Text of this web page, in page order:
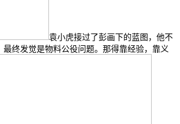
袁小虎接过了彭画下的蓝图，他不
终发觉是物料公役问题。那得靠经验，靠义